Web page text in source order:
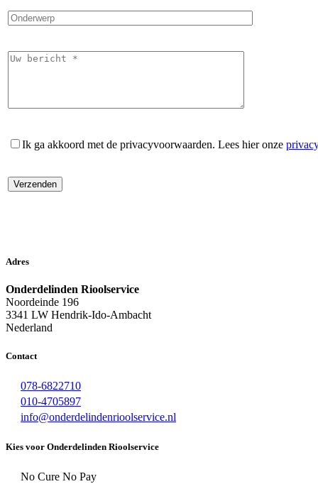
Ik ga akkoord met de privacyvoorwaarden. Lees hier onze
Adres
Onderdelinden Rioolservice
Noordeinde 196
3341 LW Hendrik-Ido-Ambacht
Nederland
Contact
078-6822710
010-4705897
info@onderdelindenrioolservice.nl
Kies voor Onderdelinden Rioolservice
No Cure No Pay